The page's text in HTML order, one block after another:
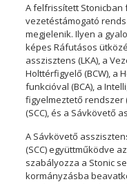
A felfrissített
vezetéstámogató
megjelenik. Ilyen a
képes Ráfutásos
asszisztens (LKA), a
Holttérfigyelő (BCW), a
funkcióval (BCA), a
figyelmeztető rendszer
(SCC), és a Sávkövető
A Sávkövető
(SCC) együttműködve
szabályozza a Stonic
kormányzásba